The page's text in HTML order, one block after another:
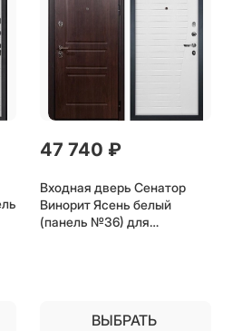
47 740 ₽
Входная дверь Сенатор
Винорит Ясень белый
(панель №36) для
ВЫБРАТЬ